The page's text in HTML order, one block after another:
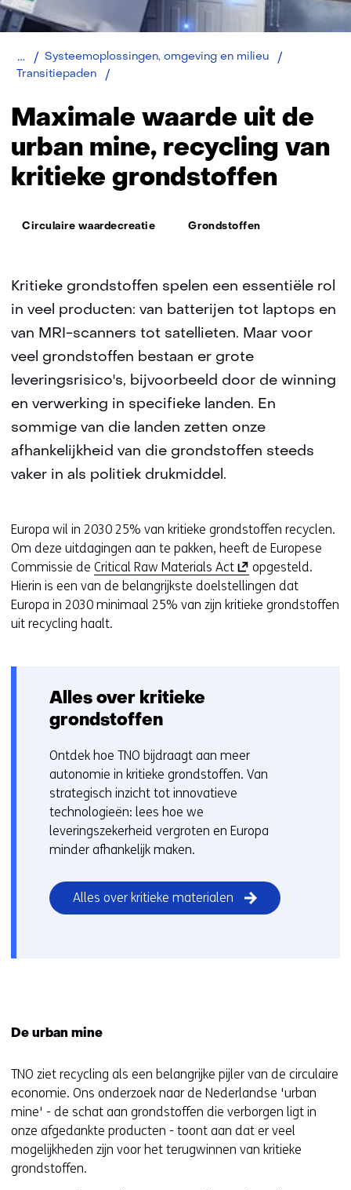
Home
Systeemoplossingen, omgeving en milieu
Transitiepaden
Maximale waarde uit de
urban mine, recycling van
kritieke grondstoffen
Thema:
Circulaire waardecreatie Grondstoffen
Kritieke grondstoffen spelen een essentiële rol
in veel producten: van batterijen tot laptops en
van MRI-scanners tot satellieten. Maar voor
veel grondstoffen bestaan er grote
leveringsrisico's, bijvoorbeeld door de winning
en verwerking in specifieke landen. En
sommige van die landen zetten onze
afhankelijkheid van die grondstoffen steeds
vaker in als politiek drukmiddel.
Europa wil in 2030 25% van kritieke grondstoffen recyclen.
Om deze uitdagingen aan te pakken, heeft de Europese
Commissie de Critical Raw Materials Act(
o
p
e
u
w
e
t
j
s
t
n
a
opgesteld.
Hierin is een van de belangrijkste doelstellingen dat
Europa in 2030 minimaal 25% van zijn kritieke grondstoffen
uit recycling haalt.
Alles over kritieke
grondstoffen
Ontdek hoe TNO bijdraagt aan meer
autonomie in kritieke grondstoffen. Van
strategisch inzicht tot innovatieve
technologieën: lees hoe we
leveringszekerheid vergroten en Europa
minder afhankelijk maken.
Alles over kritieke materialen
De urban mine
TNO ziet recycling als een belangrijke pijler van de circulaire
economie. Ons onderzoek naar de Nederlandse 'urban
mine' - de schat aan grondstoffen die verborgen ligt in
onze afgedankte producten - toont aan dat er veel
mogelijkheden zijn voor het terugwinnen van kritieke
grondstoffen.